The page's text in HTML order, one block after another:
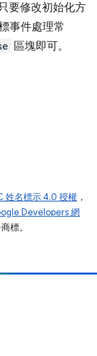
要修改初始化方
事件處理常
區塊即可。
姓名標示 4.0 授權 ，
Developers 網
標。